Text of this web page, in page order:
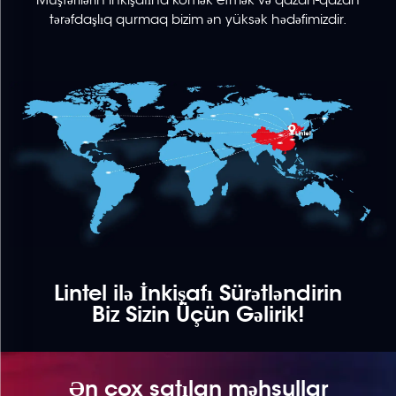
edir. Bizim
CE, RoHS,
sertifikatlar
bu öhdəliyi
əks etdirir.
Müştəri
məmnuniyyəti
və etibar
bizim əsas
tərəfdaşlıq qurmaq bizim ən yüksək hədəfimizdir.
Lintel ilə İnkişafı Sürətləndirin
Biz Sizin Üçün Gəlirik!
Ən çox satılan məhsullar